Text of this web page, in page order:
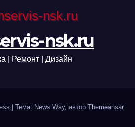
nsk.ru
| Ремонт | Дизайн
Тема: News Way, автор Themeansar